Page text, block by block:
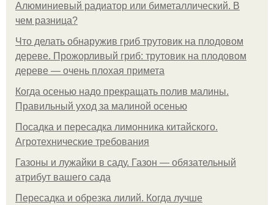
Алюминиевый радиатор или биметаллический. В
чем разница?
Что делать обнаружив гриб трутовик на плодовом
дереве. Прожорливый гриб: трутовик на плодовом
дереве — очень плохая примета
Когда осенью надо прекращать полив малины.
Правильный уход за малиной осенью
Посадка и пересадка лимонника китайского.
Агротехнические требования
Газоны и лужайки в саду. Газон — обязательный
атрибут вашего сада
Пересадка и обрезка лилий. Когда лучше